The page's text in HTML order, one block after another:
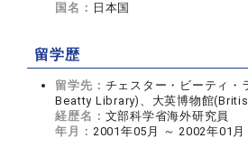
国名： 日本国
留学歴
留学先： チェスター・ビーティ・
Beatty Library)、大英博物館
経歴名： 文部科学省海外研究員
年月： 2001年05月 ～ 2002年01月